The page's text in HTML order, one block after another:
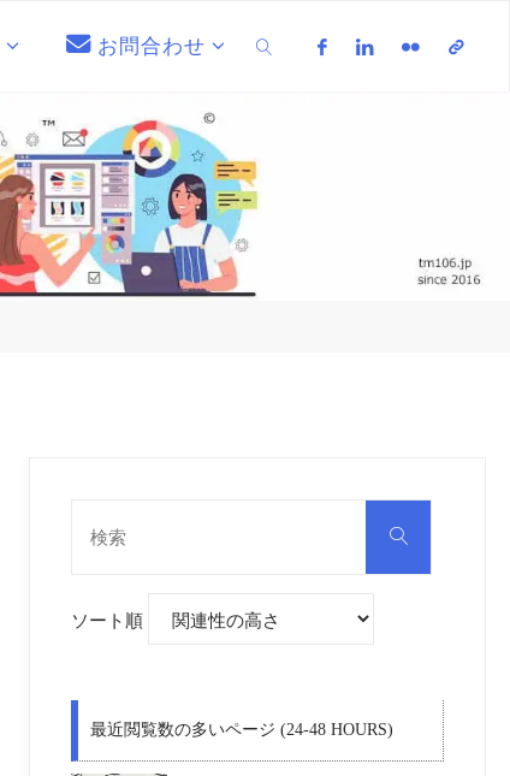
お問合わせ
検
ソート順
最近閲覧数の多いページ (24-48 HOURS)